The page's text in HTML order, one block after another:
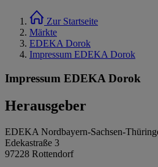
Zur Startseite
Märkte
EDEKA Dorok
Impressum EDEKA Dorok
Impressum EDEKA Dorok
Herausgeber
EDEKA Nordbayern-Sachsen-
Edekastraße 3
97228 Rottendorf